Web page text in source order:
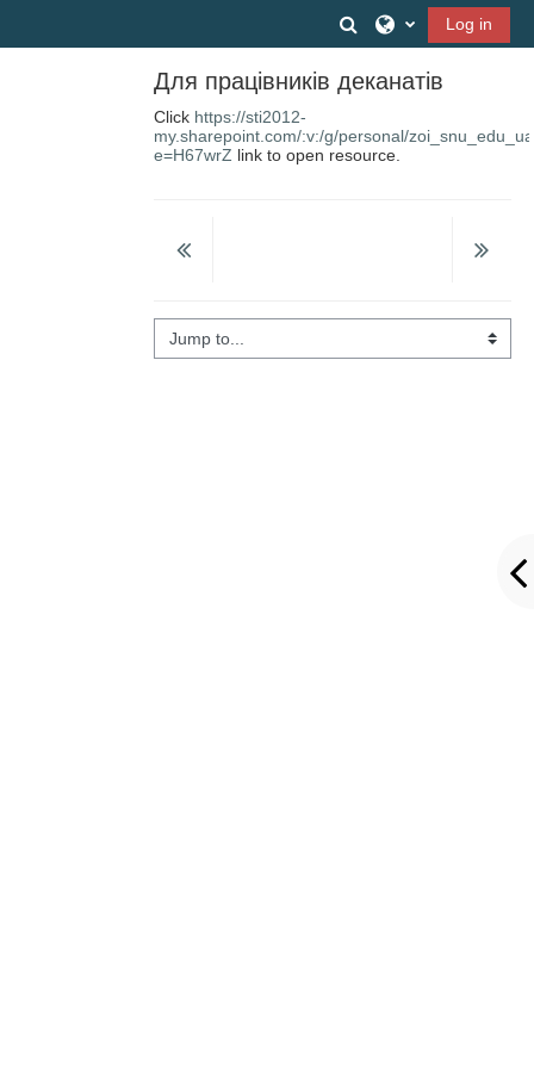
Toggle search input
Log in
Для працівників деканатів
Click https://sti2012-
my.sharepoint.com/:v:/g/personal/
e=H67wrZ link to open resource.